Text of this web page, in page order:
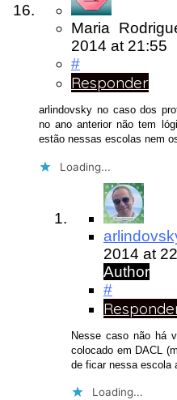
Maria
2014 at 21:55
#
Responder
arlindovsky no caso dos
no ano anterior não tem
estão nessas escolas nem
Loading...
2014 at
Author
#
Nesse caso não há
colocado em DACL
de ficar nessa escola
Loading...